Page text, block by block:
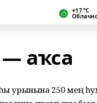
+17 °С
аҡса
урынына 250 мең